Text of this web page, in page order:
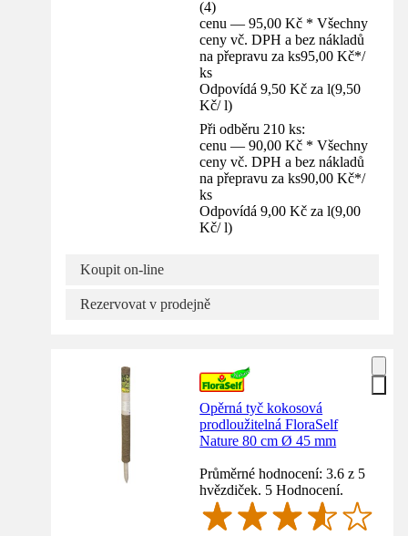
(4)
cenu — 95,00 Kč * Všechny
ceny vč. DPH a bez nákladů
na přepravu za ks95,00 Kč*/
ks
Odpovídá 9,50 Kč za l(9,50
Kč/ l)
Při odběru 210 ks:
cenu — 90,00 Kč * Všechny
ceny vč. DPH a bez nákladů
na přepravu za ks90,00 Kč*/
ks
Odpovídá 9,00 Kč za l(9,00
Kč/ l)
Koupit on-line
Rezervovat v prodejně
Opěrná tyč kokosová
prodloužitelná FloraSelf
Nature 80 cm Ø 45 mm
Průměrné hodnocení: 3.6 z 5
hvězdiček. 5 Hodnocení.